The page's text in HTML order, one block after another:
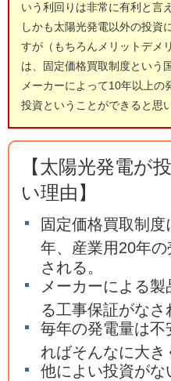
いう利回りは非常に有利と言
しかも太陽光発電以外の投資
すが（もちろんメリットデメ
は、固定価格買取制度という
メーカーによって10年以上
投資ということができると思
【太陽光発電が
い理由】
固定価格買取制
年、産業用20年
される。
メーカーによる
る工事保証がなさ
毎年の発電量は不
ればそんなに大き
他によい投資がな